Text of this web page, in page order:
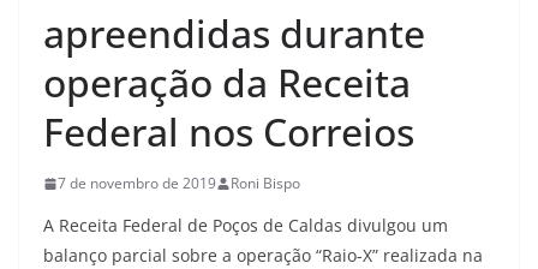
apreendidas durante
operação da Receita
Federal nos Correios
7 de novembro de 2019 Roni Bispo
A Receita Federal de Poços de Caldas divulgou um
balanço parcial sobre a operação “Raio-X” realizada na